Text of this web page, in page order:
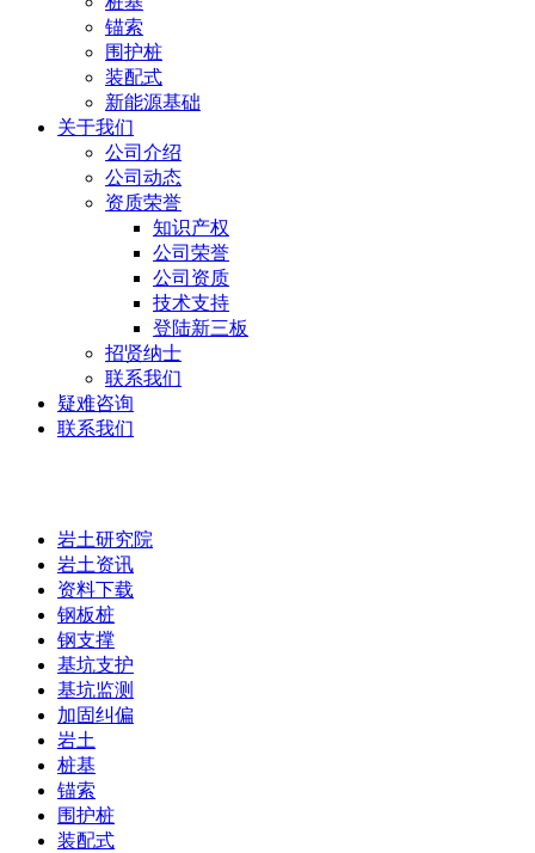
锚索
围护桩
装配式
新能源基础
关于我们
公司介绍
公司动态
资质荣誉
知识产权
公司荣誉
公司资质
技术支持
登陆新三板
招贤纳士
联系我们
疑难咨询
联系我们
岩土研究院
岩土资讯
资料下载
钢板桩
钢支撑
基坑支护
基坑监测
加固纠偏
岩土
桩基
锚索
围护桩
装配式